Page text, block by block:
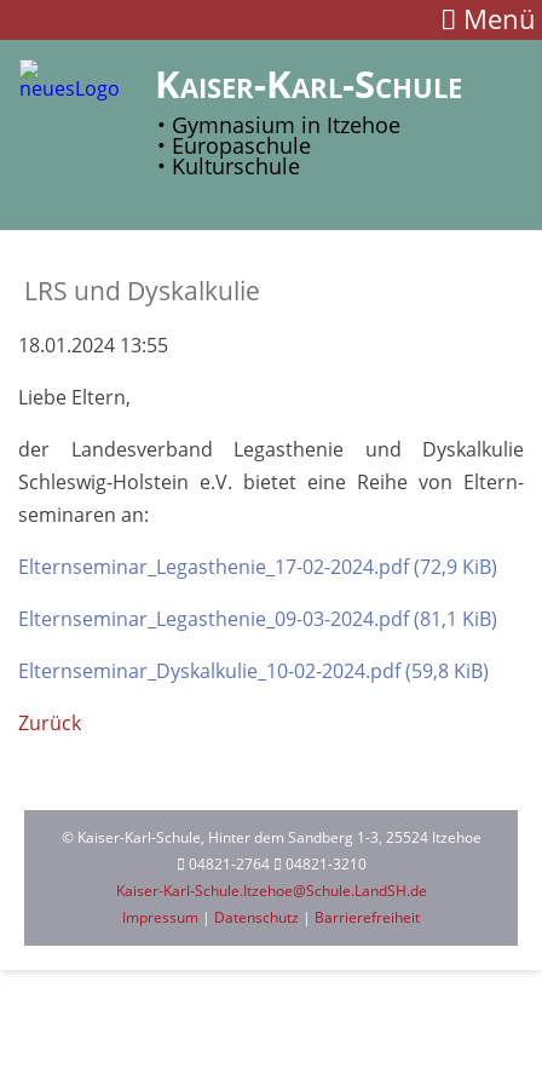
Menü
Kaiser-Karl-Schule
• Gymnasium in Itzehoe
• Europaschule
• Kulturschule
LRS und Dyskalkulie
18.01.2024 13:55
Liebe Eltern,
der Landesver­band Legas­thenie und Dys­kalkulie
Schleswig-­Hol­stein e.V. bie­tet eine Reihe von Eltern­
semi­naren an:
Elternseminar_Legasthenie_17-02-2024.pdf(72,9 KiB)
Elternseminar_Legasthenie_09-03-2024.pdf(81,1 KiB)
Elternseminar_Dyskalkulie_10-02-2024.pdf(59,8 KiB)
Zurück
© Kaiser-Karl-Schule, Hinter dem Sandberg 1-3, 25524 Itzehoe
04821-2764
04821-3210
Kaiser-Karl-Schule.Itzehoe@Schule.LandSH.de
Impressum | Datenschutz | Barrierefreiheit